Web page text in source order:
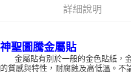
賣家宅配幫您送（台灣）
每筆NT$80，滿NT$3,000(含以
詳細說明
神聖圖騰金屬貼
金屬貼有別於一般的金色貼紙，
的質感與特性，耐腐蝕及高低溫。不